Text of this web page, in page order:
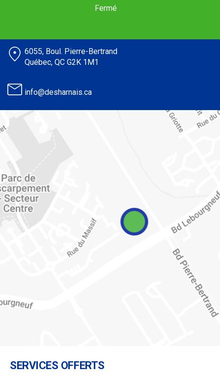
Fermé
6055, Boul. Pierre-Bertrand
Québec, QC G2K 1M1
info@desharnais.ca
SERVICES OFFERTS